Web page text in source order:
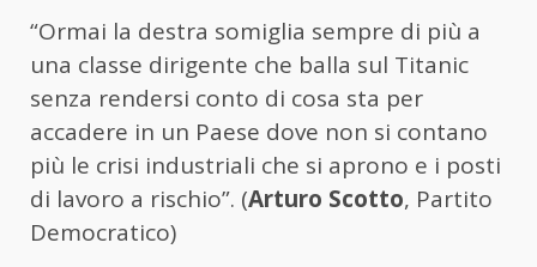
“Ormai la destra somiglia sempre di più a
una classe dirigente che balla sul Titanic
senza rendersi conto di cosa sta per
accadere in un Paese dove non si contano
più le crisi industriali che si aprono e i posti
di lavoro a rischio”. (Arturo Scotto, Partito
Democratico)